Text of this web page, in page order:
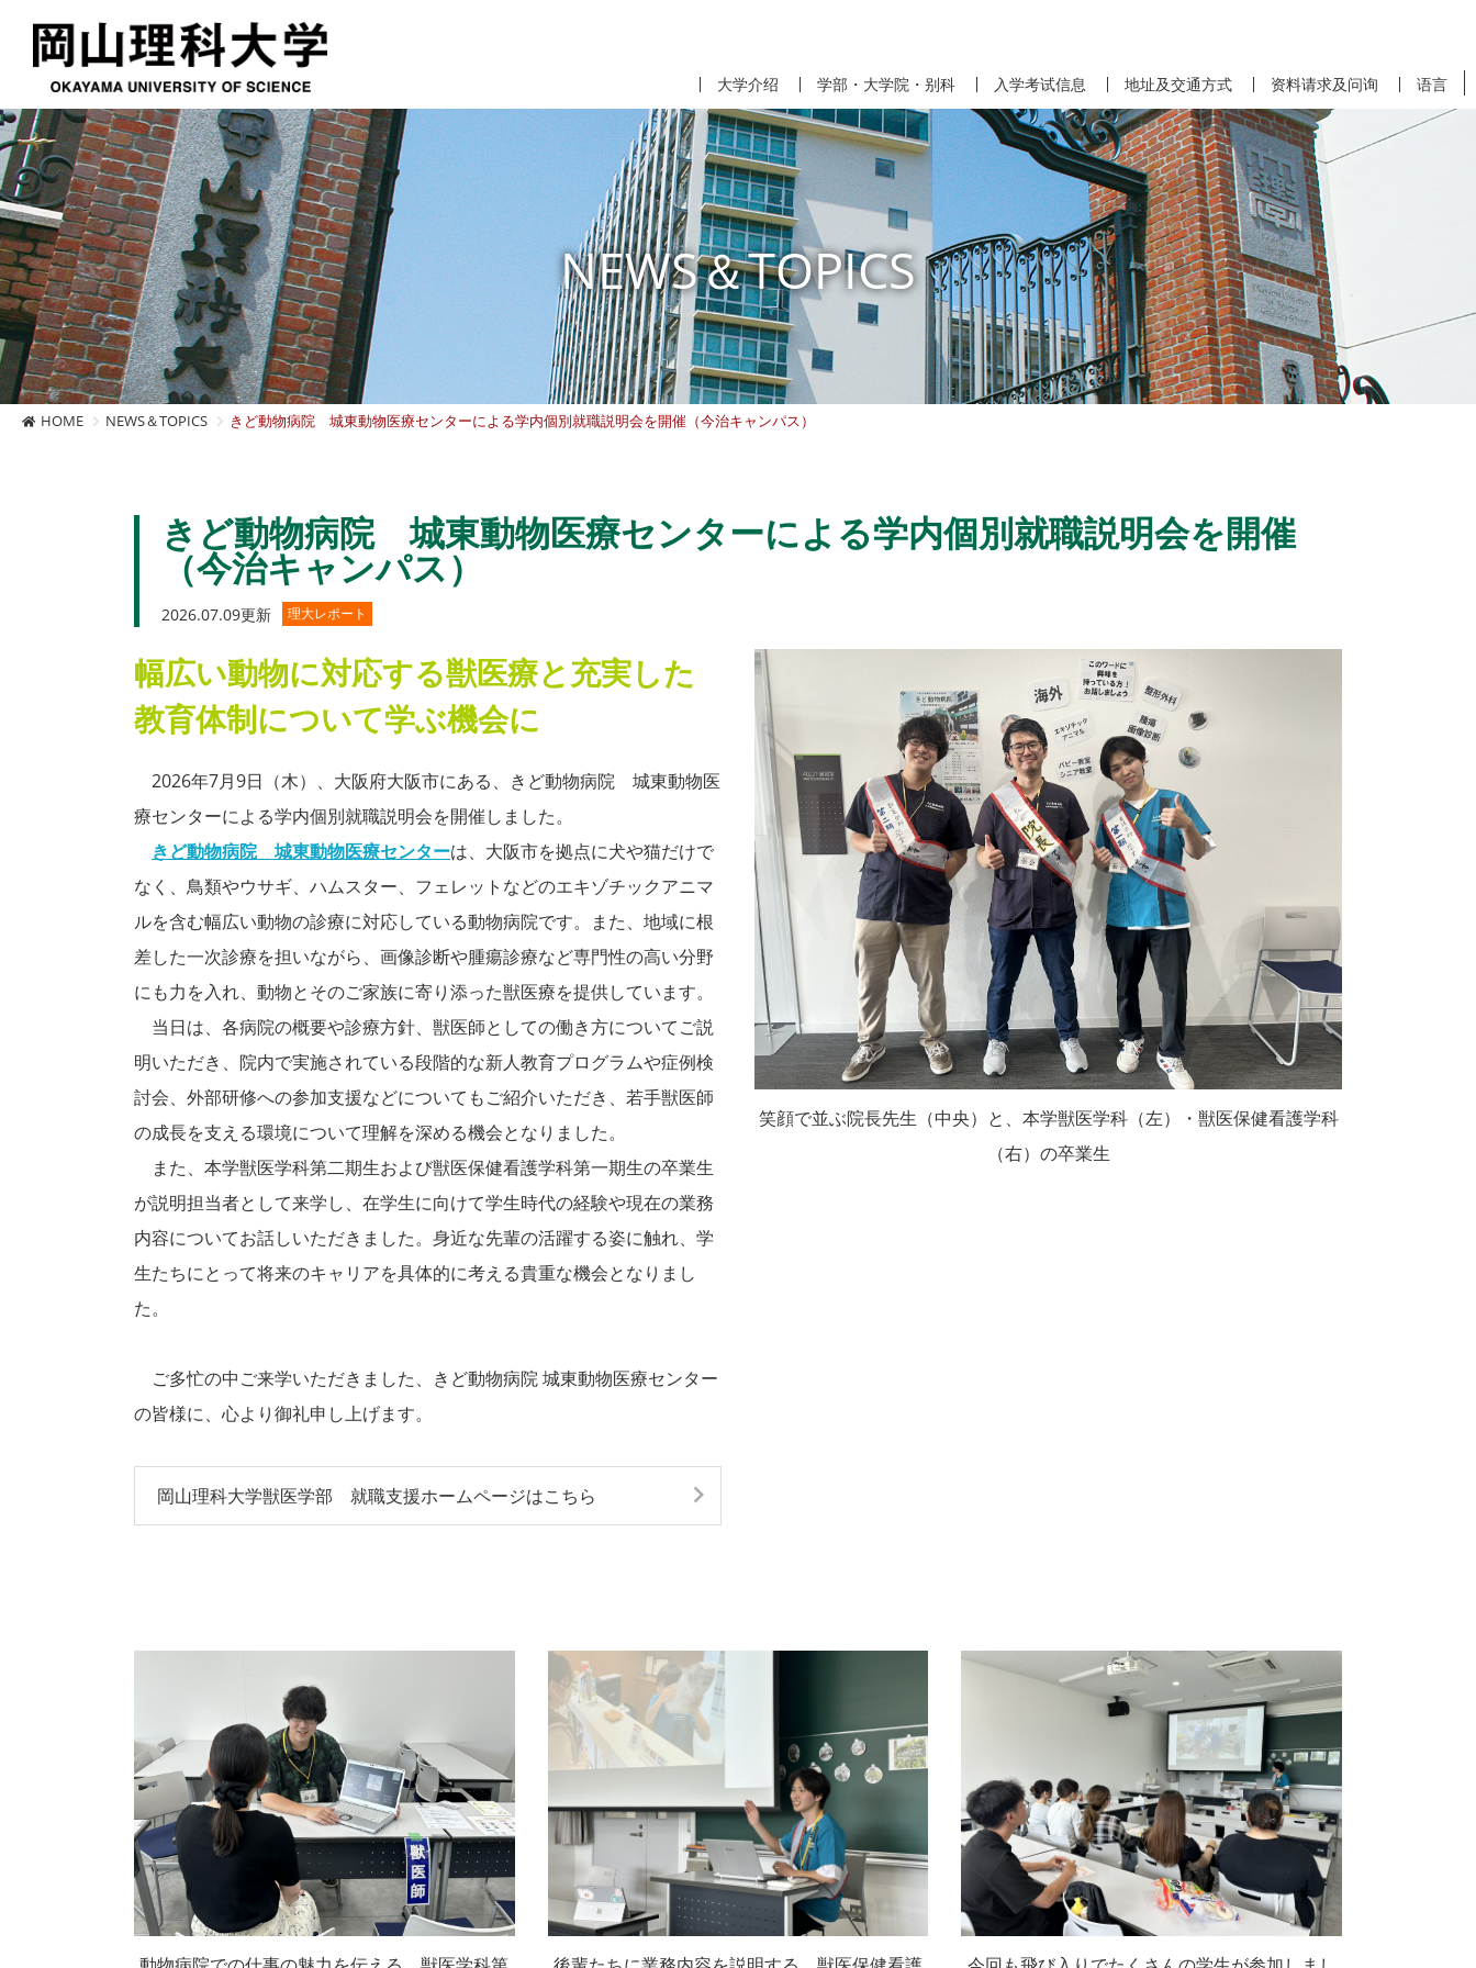
大学介绍 学部・大学院・别科 入学考试信息 地址及交通方式 资料请求及问询 语言
NEWS＆TOPICS
HOME NEWS＆TOPICS きど動物病院 城東動物医療センターによる学内個別就職説明会を開催（今治キャンパス）
きど動物病院 城東動物医療センターによる学内個別就職説明会を開催
（今治キャンパス）
2026.07.09更新 理大レポート
笑顔で並ぶ院長先生（中央）と、本学獣医学科（左）・獣医保健看護学科
（右）の卒業生
幅広い動物に対応する獣医療と充実した
教育体制について学ぶ機会に
2026年7月9日（木）、大阪府大阪市にある、きど動物病院 城東動物医
療センターによる学内個別就職説明会を開催しました。
きど動物病院 城東動物医療センターは、大阪市を拠点に犬や猫だけで
なく、鳥類やウサギ、ハムスター、フェレットなどのエキゾチックアニマ
ルを含む幅広い動物の診療に対応している動物病院です。また、地域に根
差した一次診療を担いながら、画像診断や腫瘍診療など専門性の高い分野
にも力を入れ、動物とそのご家族に寄り添った獣医療を提供しています。
当日は、各病院の概要や診療方針、獣医師としての働き方についてご説
明いただき、院内で実施されている段階的な新人教育プログラムや症例検
討会、外部研修への参加支援などについてもご紹介いただき、若手獣医師
の成長を支える環境について理解を深める機会となりました。
また、本学獣医学科第二期生および獣医保健看護学科第一期生の卒業生
が説明担当者として来学し、在学生に向けて学生時代の経験や現在の業務
内容についてお話しいただきました。身近な先輩の活躍する姿に触れ、学
生たちにとって将来のキャリアを具体的に考える貴重な機会となりまし
た。
ご多忙の中ご来学いただきました、きど動物病院 城東動物医療センター
の皆様に、心より御礼申し上げます。
岡山理科大学獣医学部 就職支援ホームページはこちら